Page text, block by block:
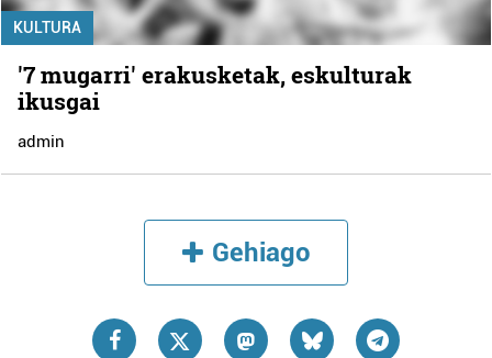
KULTURA
'7 mugarri' erakusketak, eskulturak
ikusgai
admin
Gehiago